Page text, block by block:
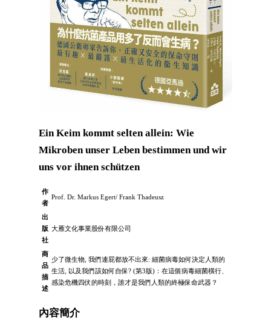
Ein Keim kommt selten allein: Wie
Mikroben unser Leben bestimmen und wir
uns vor ihnen schützen
作
者
Prof. Dr. Markus Egert/ Frank Thadeusz
出
版
社
大雁文化事業股份有限公司
商
品
描
述
少了微生物, 我們連屁都放不出來: 細菌病毒如何決定人類的
生活, 以及我們該如何自保? (第3版)：在這個病毒細菌橫行、
感染危機四伏的時刻，誰才是我們人類的終極保命武器？
內容簡介